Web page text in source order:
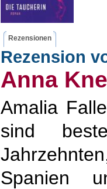
Rezensionen
Rezension
Anna
Amalia
sind
Spanien